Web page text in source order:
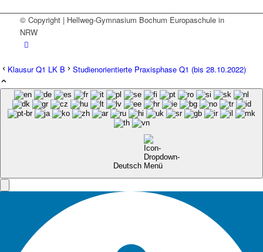
© Copyright | Hellweg-Gymnasium Bochum Europaschule in
NRW
Klausur Q1 LK B Studienorientierte Praxisphase Q1 (bis 28.10.2022)
Deutsch